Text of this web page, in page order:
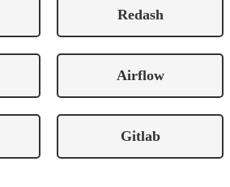
Redash
Airflow
Gitlab